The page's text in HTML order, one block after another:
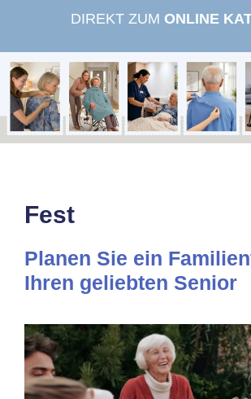
springen
DIREKT ZUM ONLINE
Fest
Planen Sie ein
Ihren geliebten Senior